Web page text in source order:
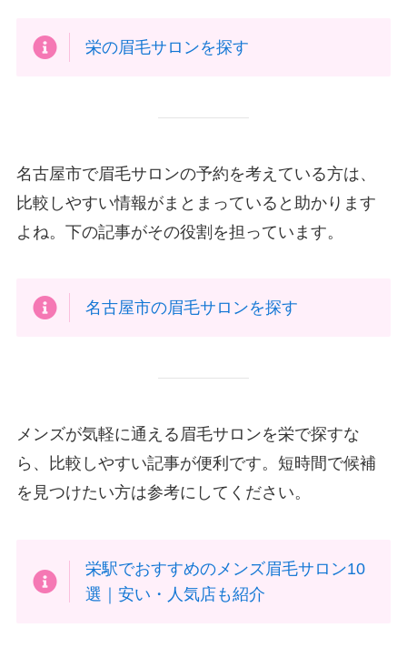
栄の眉毛サロンを探す
名古屋市で眉毛サロンの予約を考えている方は、
比較しやすい情報がまとまっていると助かります
よね。下の記事がその役割を担っています。
名古屋市の眉毛サロンを探す
メンズが気軽に通える眉毛サロンを栄で探すな
ら、比較しやすい記事が便利です。短時間で候補
を見つけたい方は参考にしてください。
栄駅でおすすめのメンズ眉毛サロン10
選｜安い・人気店も紹介